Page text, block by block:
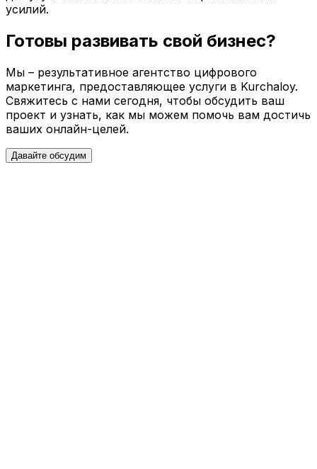
усилий.
Готовы развивать свой бизнес?
Мы – результативное агентство цифрового
маркетинга, предоставляющее услуги в Kurchaloy.
Свяжитесь с нами сегодня, чтобы обсудить ваш
проект и узнать, как мы можем помочь вам достичь
ваших онлайн-целей.
Давайте обсудим